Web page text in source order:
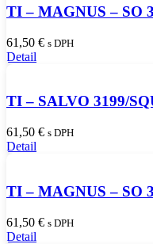
TI – MAGNUS – SO
61,50 € s DPH
Detail
TI – SALVO 3199/
61,50 € s DPH
Detail
TI – MAGNUS – SO
61,50 € s DPH
Detail